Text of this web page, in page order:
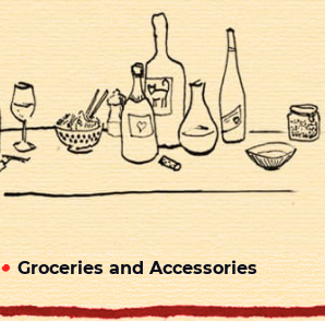
Groceries and Accessories